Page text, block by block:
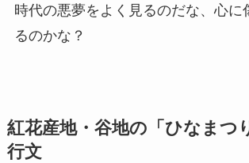
時代の悪夢をよく見るのだな、心に
るのかな？
紅花産地・谷地の「ひなまつ
行文